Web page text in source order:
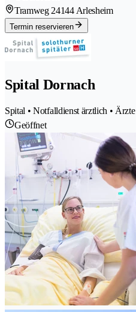
Tramweg 24144 Arlesheim
Termin reservieren
Spital Dornach
Spital • Notfalldienst ärztlich • Ärzte
Geöffnet